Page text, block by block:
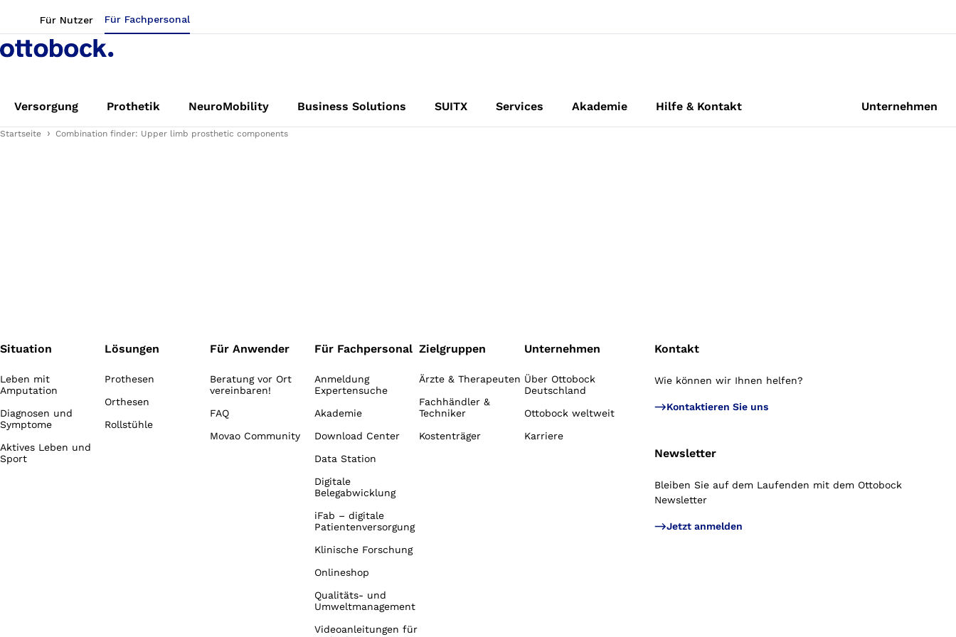
Für Nutzer Für Fachpersonal
Versorgung Prothetik NeuroMobility Business Solutions SUITX Services Akademie Hilfe & Kontakt Unternehmen
Startseite Combination finder: Upper limb prosthetic components
Situation
Leben mit
Amputation
Diagnosen und
Symptome
Aktives Leben und
Sport
Lösungen
Prothesen
Orthesen
Rollstühle
Für Anwender
Beratung vor Ort
vereinbaren!
FAQ
Movao Community
Für Fachpersonal
Anmeldung
Expertensuche
Akademie
Download Center
Data Station
Digitale
Belegabwicklung
iFab – digitale
Patientenversorgung
Klinische Forschung
Onlineshop
Qualitäts- und
Umweltmanagement
Videoanleitungen für
Zielgruppen
Ärzte & Therapeuten
Fachhändler &
Techniker
Kostenträger
Unternehmen
Über Ottobock
Deutschland
Ottobock weltweit
Karriere
Kontakt
Wie können wir Ihnen helfen?
Kontaktieren Sie uns
Newsletter
Bleiben Sie auf dem Laufenden mit dem Ottobock
Newsletter
Jetzt anmelden